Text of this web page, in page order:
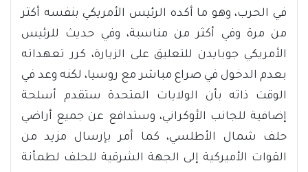
في الحرب، وهو ما أكده الرئيس الأمريكي بنفسه أكثر
من مرة وفي أكثر من مناسبة، وفي حديث للرئيس
الأمريكي جوبايدن للتعليق على الزيارة، كرر تعهداته
بعدم الدخول في صراع مباشر مع روسيا، لكنه وعد في
الوقت ذاته بأن الولايات المتحدة ستقدم أسلحة
إضافية للجانب الأوكراني، وستدافع عن جميع أراضي
حلف شمال الأطلسي، كما أمر بإرسال مزيد من
القوات الأميركية إلى الجهة الشرقية للحلف لطمأنة